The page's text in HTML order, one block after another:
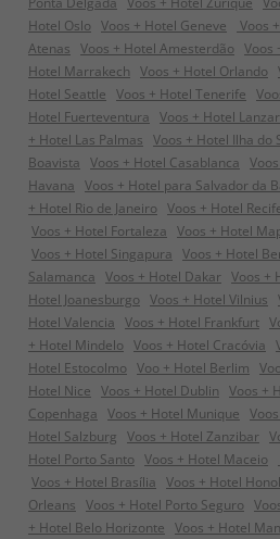
Hotel Oslo Voos + Hotel Geneve Voos
Atenas Voos + Hotel Amesterdão Voos
Hotel Marrakech Voos + Hotel Orlando
Hotel Seattle Voos + Hotel Tenerife
Hotel Fuerteventura Voos + Hotel
+ Hotel Las Palmas Voos + Hotel Ilha do
Boavista Voos + Hotel Casablanca
Havana Voos + Hotel para Salvador da
+ Hotel Rio de Janeiro Voos + Hotel
Voos + Hotel Fortaleza Voos + Hotel
Voos + Hotel Singapura Voos + Hotel
Salamanca Voos + Hotel Dakar Voos +
Hotel Joanesburgo Voos + Hotel Vilnius
Hotel Valencia Voos + Hotel Frankfurt
+ Hotel Mindelo Voos + Hotel Cracóvia
Hotel Estocolmo Voo + Hotel Berlim
Hotel Nice Voos + Hotel Dublin Voos +
Copenhaga Voos + Hotel Munique
Hotel Salzburg Voos + Hotel Zanzibar
Hotel Porto Santo Voos + Hotel Maceio
Voos + Hotel Brasília Voos + Hotel
Orleans Voos + Hotel Porto Seguro
+ Hotel Belo Horizonte Voos + Hotel